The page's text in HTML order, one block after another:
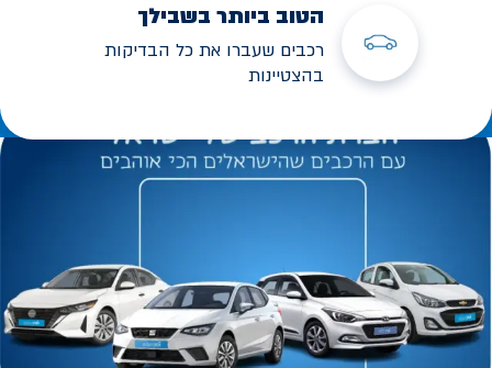
הטוב ביותר בשבילך
רכבים שעברו את כל הבדיקות
בהצטיינות